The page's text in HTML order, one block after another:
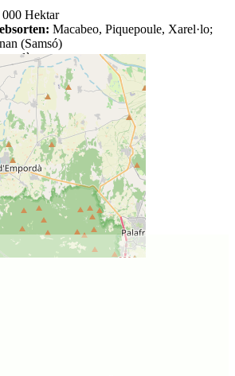
000 Hektar
Macabeo, Piquepoule, Xarel·lo;
(Samsó)